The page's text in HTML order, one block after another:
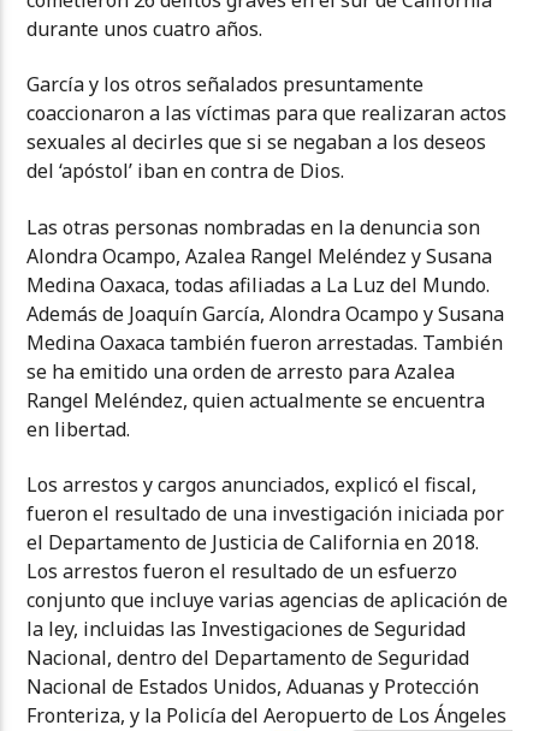
durante unos cuatro años.
García y los otros señalados presuntamente
coaccionaron a las víctimas para que realizaran actos
sexuales al decirles que si se negaban a los deseos
del ‘apóstol’ iban en contra de Dios.
Las otras personas nombradas en la denuncia son
Alondra Ocampo, Azalea Rangel Meléndez y Susana
Medina Oaxaca, todas afiliadas a La Luz del Mundo.
Además de Joaquín García, Alondra Ocampo y Susana
Medina Oaxaca también fueron arrestadas. También
se ha emitido una orden de arresto para Azalea
Rangel Meléndez, quien actualmente se encuentra
en libertad.
Los arrestos y cargos anunciados, explicó el fiscal,
fueron el resultado de una investigación iniciada por
el Departamento de Justicia de California en 2018.
Los arrestos fueron el resultado de un esfuerzo
conjunto que incluye varias agencias de aplicación de
la ley, incluidas las Investigaciones de Seguridad
Nacional, dentro del Departamento de Seguridad
Nacional de Estados Unidos, Aduanas y Protección
Fronteriza, y la Policía del Aeropuerto de Los Ángeles